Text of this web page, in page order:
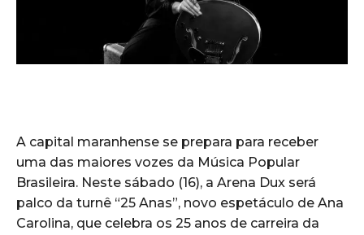
A capital maranhense se prepara para receber
uma das maiores vozes da Música Popular
Brasileira. Neste sábado (16), a Arena Dux será
palco da turnê “25 Anas”, novo espetáculo de Ana
Carolina, que celebra os 25 anos de carreira da